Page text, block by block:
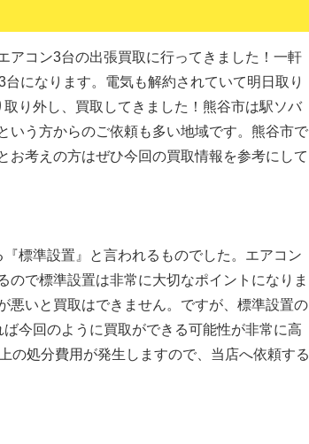
アコン3台の出張買取に行ってきました！一軒
になります。電気も解約されていて明日取り
り外し、買取してきました！熊谷市は駅ソバ
いう方からのご依頼も多い地域です。熊谷市で
お考えの方はぜひ今回の買取情報を参考にして
標準設置』と言われるものでした。エアコン
で標準設置は非常に大切なポイントになりま
悪いと買取はできません。ですが、標準設置の
今回のように買取ができる可能性が非常に高
の処分費用が発生しますので、当店へ依頼する